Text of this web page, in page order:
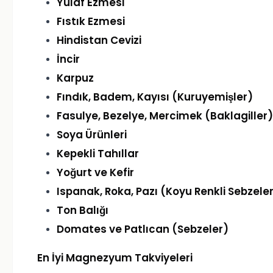
Fıstık Ezmesi
Hindistan Cevizi
İncir
Karpuz
Fındık, Badem, Kayısı (Kuruyemişler)
Fasulye, Bezelye, Mercimek (Baklagiller)
Soya Ürünleri
Kepekli Tahıllar
Yoğurt ve Kefir
Ispanak, Roka, Pazı (Koyu Renkli
Ton Balığı
Domates ve Patlıcan (Sebzeler)
En İyi Magnezyum Takviyeleri